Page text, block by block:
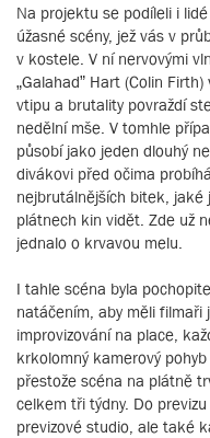
Na projektu se podíleli i
úžasné scény, jež vás v
v kostele. V ní nervovými
„Galahad” Hart (Colin
vtipu a brutality povraždí
nedělní mše. V tomhle
působí jako jeden dlouhý
divákovi před očima
nejbrutálnějších bitek, jaké
plátnech kin vidět. Zde už
jednalo o krvavou melu.
I tahle scéna byla
natáčením, aby měli filmaři
improvizování na place,
krkolomný kamerový
přestože scéna na plátně
celkem tři týdny. Do
previzové studio, ale také